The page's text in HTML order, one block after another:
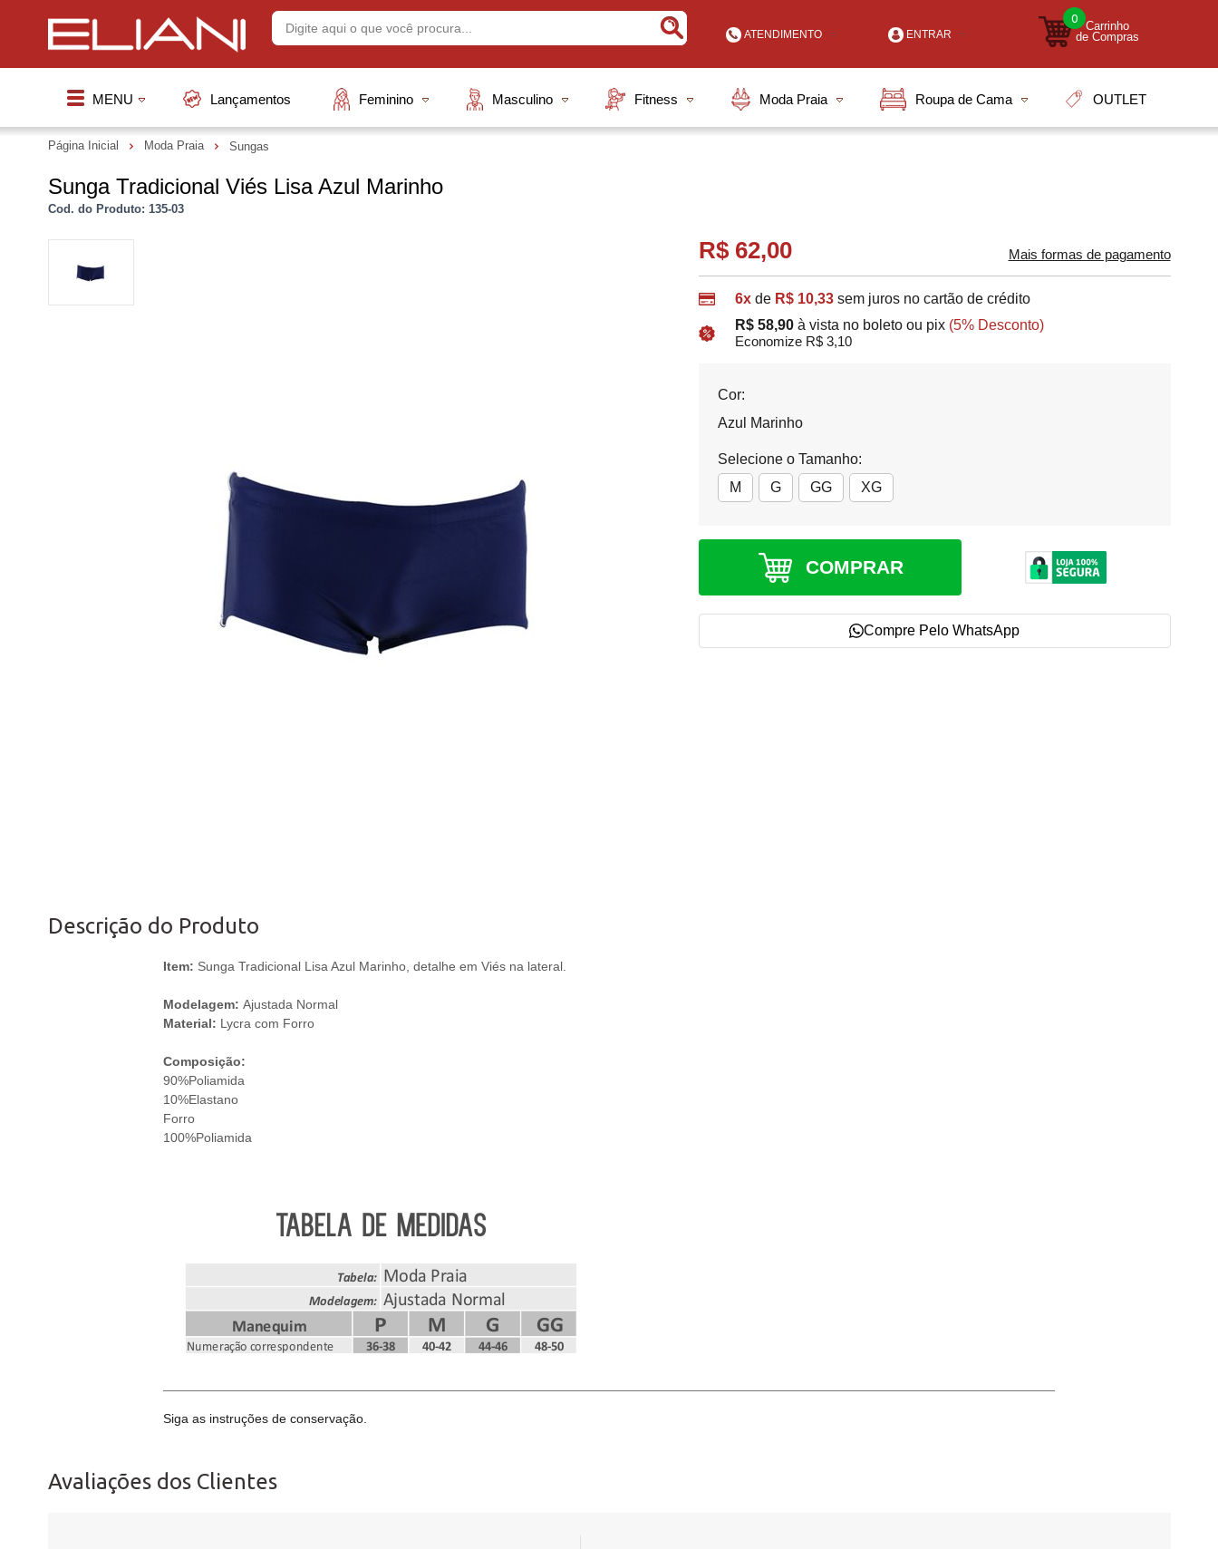
ATENDIMENTO
(48) 99137-7903
ENTRAR
0
Carrinho
de Compras
MENU Lançamentos Feminino Masculino Fitness Moda Praia Roupa de Cama OUTLET
Página Inicial Moda Praia Sungas
Sunga Tradicional Viés Lisa Azul Marinho
Cod. do Produto: 135-03
R$ 62,00 Mais formas de pagamento
6x de R$ 10,33 sem juros no cartão de crédito
R$ 58,90à vista no boleto ou pix (5% Desconto)
Economize R$ 3,10
Cor:
Azul Marinho
Selecione o Tamanho:
M
G GG XG
COMPRAR
Compre Pelo WhatsApp
Descrição do Produto
Item: Sunga Tradicional Lisa Azul Marinho, detalhe em Viés na lateral.
Modelagem: Ajustada Normal
Material: Lycra com Forro
Composição:
90%Poliamida
10%Elastano
Forro
100%Poliamida
Siga as instruções de conservação.
Avaliações dos Clientes